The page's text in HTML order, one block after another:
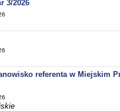
3/2026
referenta w Miejskim